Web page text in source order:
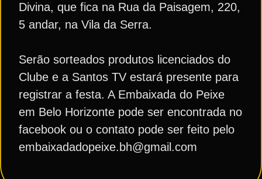
Divina, que fica na Rua da Paisagem, 220,
5 andar, na Vila da Serra.
Serão sorteados produtos licenciados do
Clube e a Santos TV estará presente para
registrar a festa. A Embaixada do Peixe
em Belo Horizonte pode ser encontrada no
facebook ou o contato pode ser feito pelo
embaixadadopeixe.bh@gmail.com